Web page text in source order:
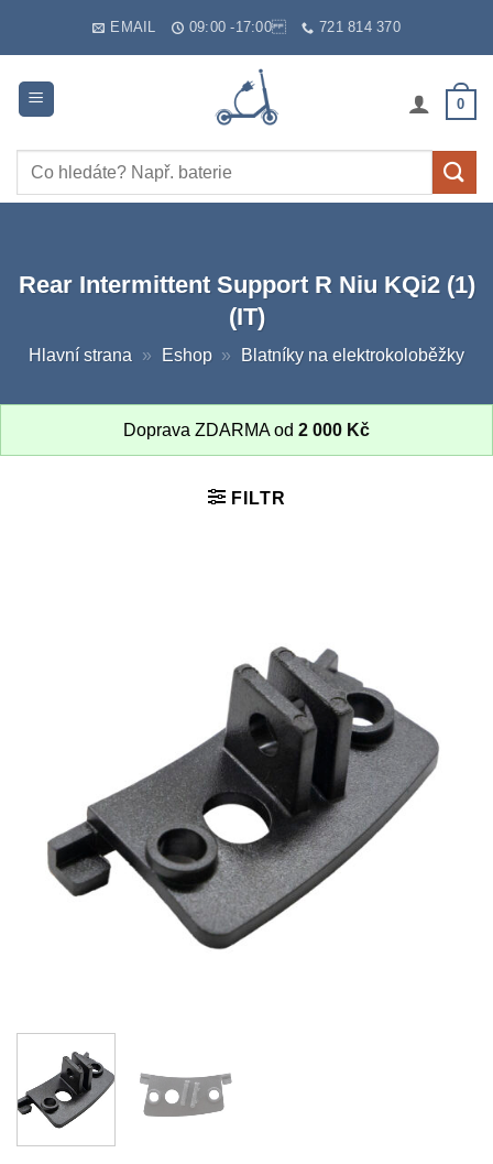
EMAIL 09:00 -17:00 721 814 370
0
Hledat:
Rear Intermittent Support R Niu KQi2 (1)
(IT)
Hlavní strana » Eshop » Blatníky na elektrokoloběžky
Doprava ZDARMA od 2 000 Kč
FILTR